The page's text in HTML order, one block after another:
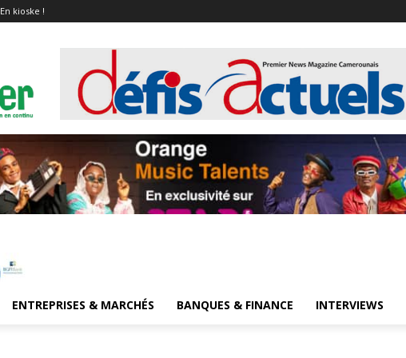
En kioske !
ENTREPRISES & MARCHÉS BANQUES & FINANCE INTERVIEWS